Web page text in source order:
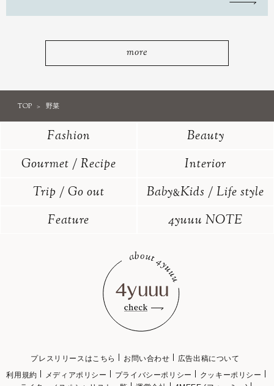
more
TOP 野菜
Fashion
Beauty
Gourmet / Recipe
Interior
Trip / Go out
Baby&Kids / Life style
Feature
4yuuu NOTE
プレスリリースはこちら お問い合わせ
広告出稿について
利用規約
メディアポリシー プライバシーポリシー
クッキーポリシー